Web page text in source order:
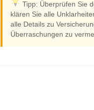
Tipp: Überprüfen Sie
klären Sie alle
alle Details zu
Überraschungen zu